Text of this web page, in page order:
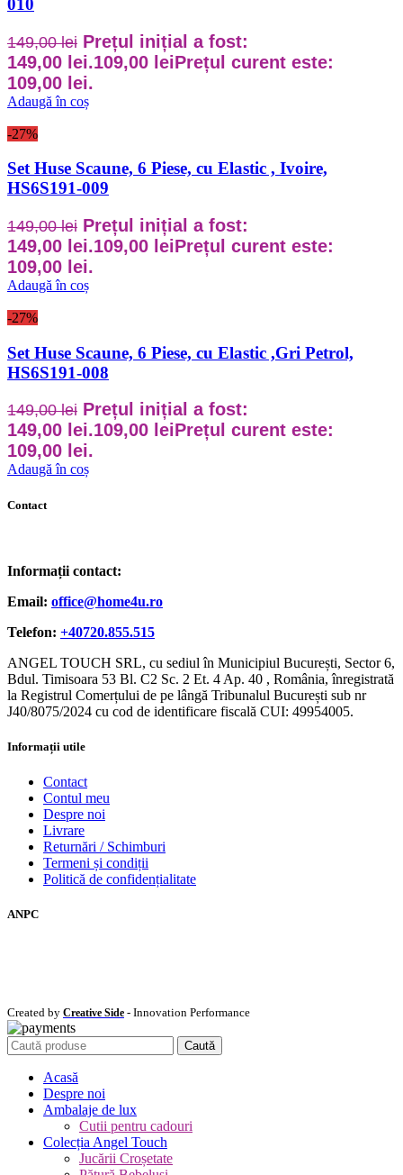
010
149,00lei Prețul inițial a fost:
149,00 lei.109,00 leiPrețul curent este:
109,00 lei.
Adaugă în coș
-27%
Set Huse Scaune, 6 Piese, cu Elastic , Ivoire,
HS6S191-009
149,00lei Prețul inițial a fost:
149,00 lei.109,00 leiPrețul curent este:
109,00 lei.
Adaugă în coș
-27%
Set Huse Scaune, 6 Piese, cu Elastic ,Gri Petrol,
HS6S191-008
149,00lei Prețul inițial a fost:
149,00 lei.109,00 leiPrețul curent este:
109,00 lei.
Adaugă în coș
Contact
Informații contact:
Email: office@home4u.ro
Telefon: +40720.855.515
ANGEL TOUCH SRL, cu sediul în Municipiul București, Sector 6,
Bdul. Timisoara 53 Bl. C2 Sc. 2 Et. 4 Ap. 40 , România, înregistrată
la Registrul Comerțului de pe lângă Tribunalul București sub nr
J40/8075/2024 cu cod de identificare fiscală CUI: 49954005.
Informații utile
Contact
Contul meu
Despre noi
Livrare
Returnări / Schimburi
Termeni și condiții
Politică de confidențialitate
ANPC
Created by Creative Side - Innovation Performance
Caută
Acasă
Despre noi
Ambalaje de lux
Cutii pentru cadouri
Colecția Angel Touch
Jucării Croșetate